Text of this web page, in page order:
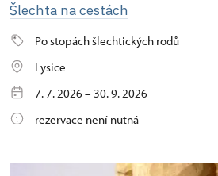
Šlechta na cestách
Po stopách šlechtických rodů
Lysice
7. 7. 2026 – 30. 9. 2026
rezervace není nutná